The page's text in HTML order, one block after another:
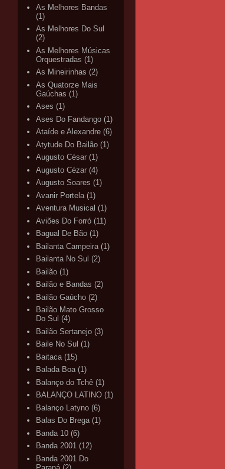
As Melhores Bandas
(1)
As Melhores Do Sul
(2)
As Melhores Músicas
Orquestradas (1)
As Mineirinhas (2)
As Quatorze Mais
Gaúchas (1)
Ases (1)
Ases Do Fandango (1)
Ataíde e Alexandre (6)
Atytude Do Bailão (1)
Augusto César (1)
Augusto Cézar (4)
Augusto Soares (1)
Avanir Portela (1)
Aventura Musical (1)
Aviões Do Forró (11)
Bagual De Bão (1)
Bailanta Campeira (1)
Bailanta No Sul (2)
Bailão (1)
Bailão e Bandas (2)
Bailão Gaúcho (2)
Bailão Mato Grosso
Do Sul (4)
Bailão Sertanejo (3)
Baile No Sul (1)
Baitaca (15)
Balada Boa (1)
Balanço do Tchê (1)
BALANÇO LATINO (1)
Balanço Latyno (6)
Balas Do Brega (1)
Banda 10 (6)
Banda 2001 (12)
Banda 2001 Do